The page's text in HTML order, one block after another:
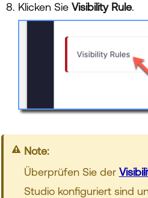
Klicken Sie Visibility Rule.
Note:
Überprüfen Sie der
Studio konfiguriert sind